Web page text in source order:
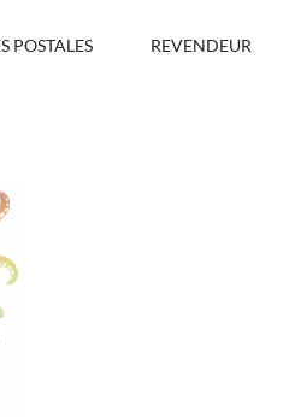
POSTALES REVENDEUR